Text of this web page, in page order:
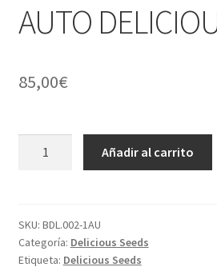
AUTO
85,00€
Añadir al carrito
SKU: BDL.002-1AU
Categoría: Delicious Seeds
Etiqueta: Delicious Seeds